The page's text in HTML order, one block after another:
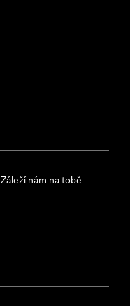
Záleží nám na tobě